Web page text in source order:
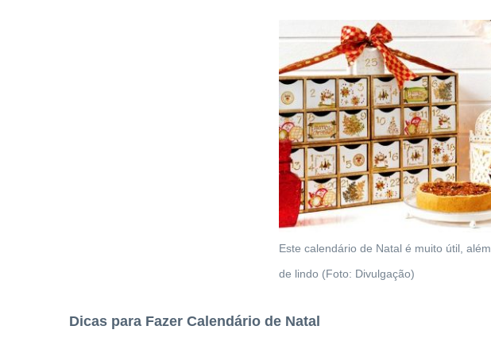
Este calendário de Natal é muito útil, além
de lindo (Foto: Divulgação)
Dicas para Fazer Calendário de Natal